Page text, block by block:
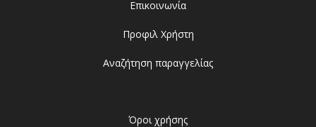
Επικοινωνία
Προφιλ Χρήστη
Αναζήτηση παραγγελίας
Όροι χρήσης